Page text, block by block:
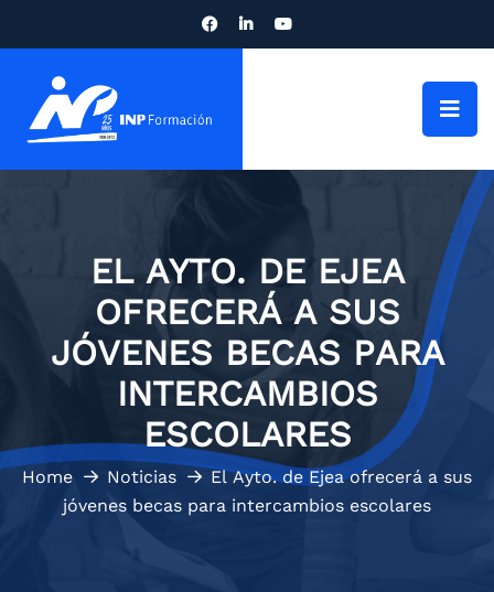
EL AYTO. DE EJEA
OFRECERÁ A SUS
JÓVENES BECAS PARA
INTERCAMBIOS
ESCOLARES
Home Noticias
El Ayto. de Ejea ofrecerá a sus
jóvenes becas para intercambios escolares